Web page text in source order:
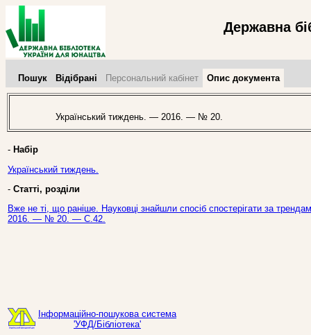
Державна
Пошук Відібрані Персональний кабінет Опис документа
Український тиждень. — 2016. — № 20.
- Набір
Український тиждень.
- Статті, розділи
Вже не ті, що раніше. Науковці знайшли спосіб спостерігати за
2016. — № 20. — С.42.
Інформаційно-пошукова система
'УФД/Бібліотека'